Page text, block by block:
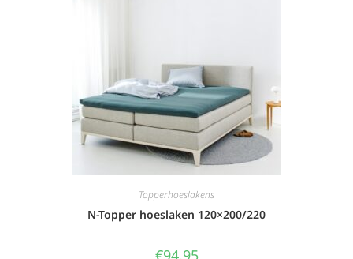
Topperhoeslakens
N-Topper hoeslaken 120×200/220
€94,95